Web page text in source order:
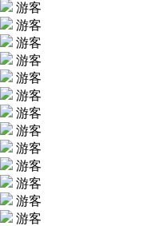
游客
游客
游客
游客
游客
游客
游客
游客
游客
游客
游客
游客
游客